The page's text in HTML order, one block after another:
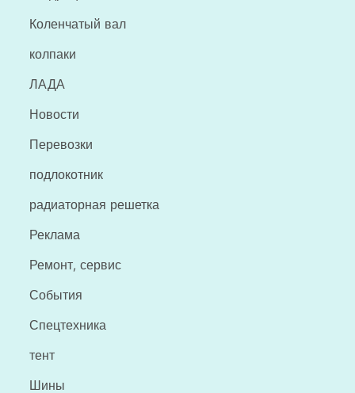
Коленчатый вал
колпаки
ЛАДА
Новости
Перевозки
подлокотник
радиаторная решетка
Реклама
Ремонт, сервис
События
Спецтехника
тент
Шины